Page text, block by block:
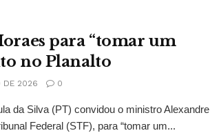
para “tomar um
no Planalto
DE 2026 0
da Silva (PT) convidou o ministro Alexandre
Federal (STF), para “tomar um...